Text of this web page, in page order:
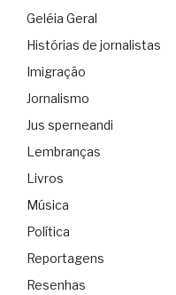
Geléia Geral
Histórias de jornalistas
Imigração
Jornalismo
Jus sperneandi
Lembranças
Livros
Música
Política
Reportagens
Resenhas